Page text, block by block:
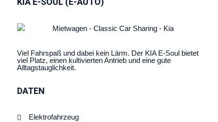
Viel Fahrspaß und dabei kein Lärm. Der KIA E-Soul bietet
viel Platz, einen kultivierten Antrieb und eine gute
Alltagstauglichkeit.
DATEN
Elektrofahrzeug